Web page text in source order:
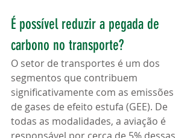
É possível reduzir a pegada de
carbono no transporte?
O setor de transportes é um dos
segmentos que contribuem
significativamente com as emissões
de gases de efeito estufa (GEE). De
todas as modalidades, a aviação é